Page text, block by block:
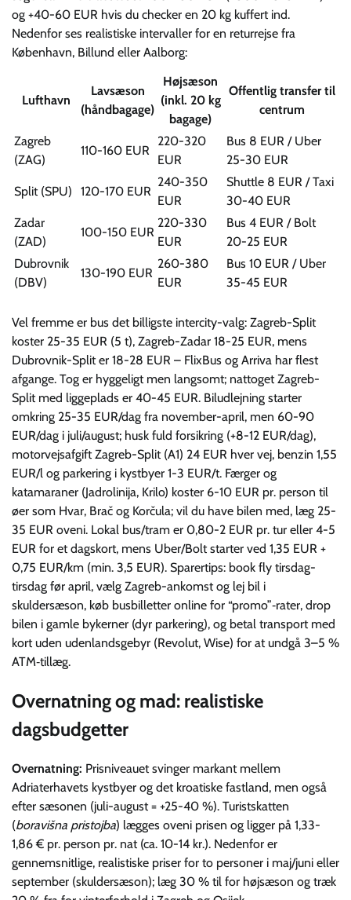
og +40-60 EUR hvis du checker en 20 kg kuffert ind.
Nedenfor ses realistiske intervaller for en returrejse fra
København, Billund eller Aalborg:
Lufthavn
Lavsæson
(håndbagage)
Højsæson
(inkl. 20 kg
bagage)
Offentlig transfer til
centrum
Zagreb
(ZAG)
110-160 EUR
220-320
EUR
Bus 8 EUR / Uber
25-30 EUR
Split (SPU) 120-170 EUR
240-350
EUR
Shuttle 8 EUR / Taxi
30-40 EUR
Zadar
(ZAD)
100-150 EUR
220-330
EUR
Bus 4 EUR / Bolt
20-25 EUR
Dubrovnik
(DBV)
130-190 EUR
260-380
EUR
Bus 10 EUR / Uber
35-45 EUR
Vel fremme er bus det billigste intercity-valg: Zagreb-Split
koster 25-35 EUR (5 t), Zagreb-Zadar 18-25 EUR, mens
Dubrovnik-Split er 18-28 EUR – FlixBus og Arriva har flest
afgange. Tog er hyggeligt men langsomt; nattoget Zagreb-
Split med liggeplads er 40-45 EUR. Biludlejning starter
omkring 25-35 EUR/dag fra november-april, men 60-90
EUR/dag i juli/august; husk fuld forsikring (+8-12 EUR/dag),
motorvejsafgift Zagreb-Split (A1) 24 EUR hver vej, benzin 1,55
EUR/l og parkering i kystbyer 1-3 EUR/t. Færger og
katamaraner (Jadrolinija, Krilo) koster 6-10 EUR pr. person til
øer som Hvar, Brač og Korčula; vil du have bilen med, læg 25-
35 EUR oveni. Lokal bus/tram er 0,80-2 EUR pr. tur eller 4-5
EUR for et dagskort, mens Uber/Bolt starter ved 1,35 EUR +
0,75 EUR/km (min. 3,5 EUR). Sparertips: book fly tirsdag-
tirsdag før april, vælg Zagreb-ankomst og lej bil i
skuldersæson, køb busbilletter online for “promo”‐rater, drop
bilen i gamle bykerner (dyr parkering), og betal transport med
kort uden udenlandsgebyr (Revolut, Wise) for at undgå 3–5 %
ATM‐tillæg.
Overnatning og mad: realistiske
dagsbudgetter
Overnatning: Prisniveauet svinger markant mellem
Adriaterhavets kystbyer og det kroatiske fastland, men også
efter sæsonen (juli-august = +25-40 %). Turistskatten
(boravišna pristojba) lægges oveni prisen og ligger på 1,33-
1,86 € pr. person pr. nat (ca. 10-14 kr.). Nedenfor er
gennemsnitlige, realistiske priser for to personer i maj/juni eller
september (skuldersæson); læg 30 % til for højsæson og træk